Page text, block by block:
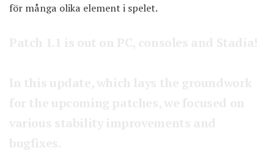
för många olika element i spelet.